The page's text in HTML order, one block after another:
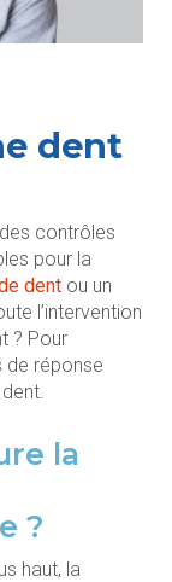
dent
contrôles
pour la
dent ou un
l’intervention
? Pour
de réponse
la
?
haut, la